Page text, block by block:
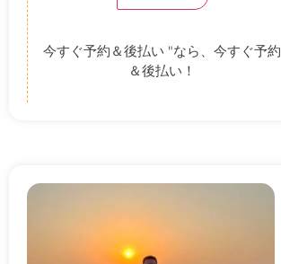
今すぐ予約＆後払い "なら、今すぐ予約
＆後払い！